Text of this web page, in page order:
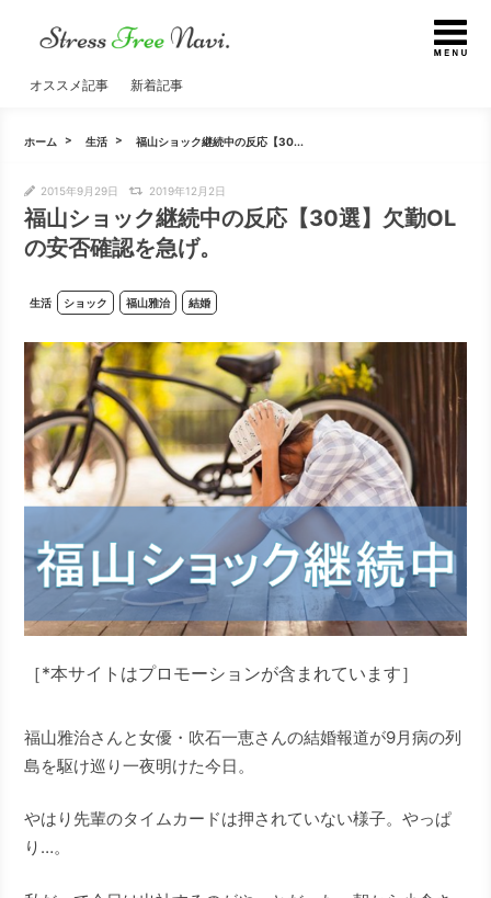
オススメ記事 新着記事
ホーム 生活 福山ショック継続中の反応【30...
2015年9月29日 2019年12月2日
福山ショック継続中の反応【30選】欠勤OL
の安否確認を急げ。
生活 ショック 福山雅治 結婚
［*本サイトはプロモーションが含まれています］
福山雅治さんと女優・吹石一恵さんの結婚報道が9月病の列
島を駆け巡り一夜明けた今日。
やはり先輩のタイムカードは押されていない様子。やっぱ
り…。